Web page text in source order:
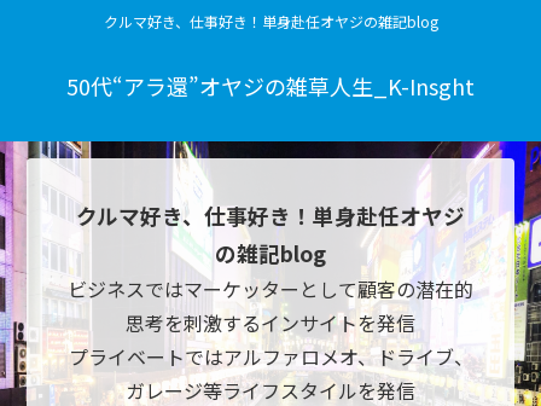
クルマ好き、仕事好き！単身赴任オヤジの雑記blog
50代“アラ還”オヤジの雑草人生_K-Insght
クルマ好き、仕事好き！単身赴任オヤジ
の雑記blog
ビジネスではマーケッターとして顧客の潜在的
思考を刺激するインサイトを発信
プライベートではアルファロメオ、ドライブ、
ガレージ等ライフスタイルを発信